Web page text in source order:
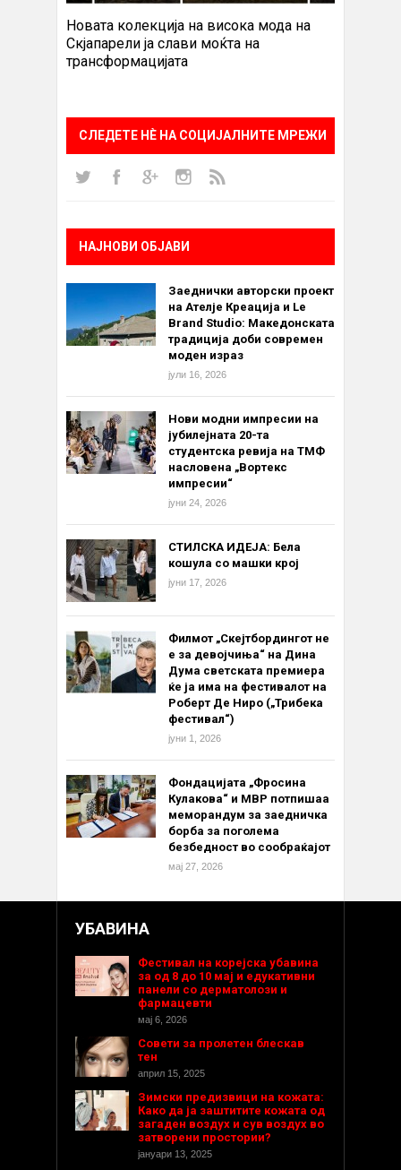
Новата колекција на висока мода на
Скјапарели ја слави моќта на
трансформацијата
СЛЕДЕТЕ НÈ НА СОЦИЈАЛНИТЕ МРЕЖИ
НАЈНОВИ ОБЈАВИ
Заеднички авторски проект
на Ателје Креација и Le
Brand Studio: Македонската
традиција доби современ
моден израз
јули 16, 2026
Нови модни импресии на
јубилејната 20-та
студентска ревија на ТМФ
насловена „Вортекс
импресии“
јуни 24, 2026
СТИЛСКА ИДЕЈА: Бела
кошула со машки крој
јуни 17, 2026
Филмот „Скејтбордингот не
е за девојчиња“ на Дина
Дума светската премиера
ќе ја има на фестивалот на
Роберт Де Ниро („Трибека
фестивал“)
јуни 1, 2026
Фондацијата „Фросина
Кулакова“ и МВР потпишаа
меморандум за заедничка
борба за поголема
безбедност во сообраќајот
мај 27, 2026
УБАВИНА
Фестивал на корејска убавина
за од 8 до 10 мај и едукативни
панели со дерматолози и
фармацевти
мај 6, 2026
Совети за пролетен блескав
тен
април 15, 2025
Зимски предизвици на кожата:
Како да ја заштитите кожата од
загаден воздух и сув воздух во
затворени простории?
јануари 13, 2025